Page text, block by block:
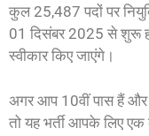
कुल 25,487 पदों पर
01 दिसंबर 2025 से शुरू
स्वीकार किए जाएंगे।
अगर आप 10वीं पास हैं और
तो यह भर्ती आपके लिए